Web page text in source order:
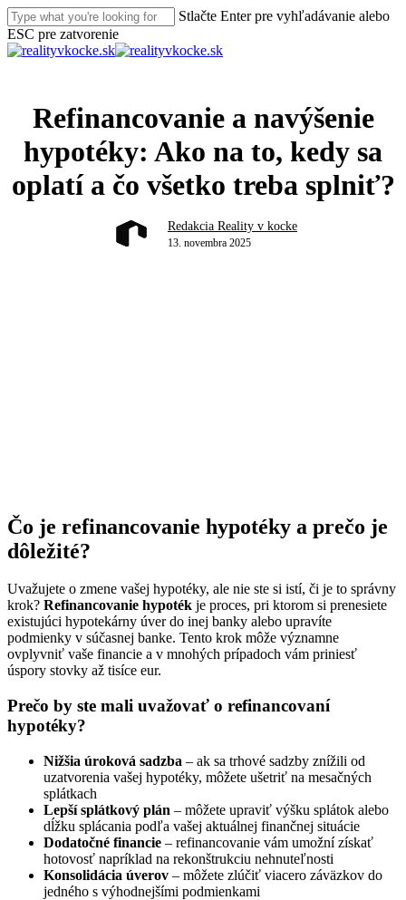
Skip
to
main
Stlačte Enter pre vyhľadávanie alebo
ESC pre zatvorenie
Close
Refinancovanie a navýšenie
hypotéky: Ako na to, kedy sa
oplatí a čo všetko treba splniť?
Redakcia Reality v kocke
13. novembra 2025
Čo je refinancovanie hypotéky a prečo je
dôležité?
Uvažujete o zmene vašej hypotéky, ale nie ste si istí, či je to správny
krok? Refinancovanie hypoték je proces, pri ktorom si prenesiete
existujúci hypotekárny úver do inej banky alebo upravíte
podmienky v súčasnej banke. Tento krok môže významne
ovplyvniť vaše financie a v mnohých prípadoch vám priniesť
úspory stovky až tisíce eur.
Prečo by ste mali uvažovať o refinancovaní
hypotéky?
Nižšia úroková sadzba – ak sa trhové sadzby znížili od
uzatvorenia vašej hypotéky, môžete ušetriť na mesačných
splátkach
Lepší splátkový plán – môžete upraviť výšku splátok alebo
dĺžku splácania podľa vašej aktuálnej finančnej situácie
Dodatočné financie – refinancovanie vám umožní získať
hotovosť napríklad na rekonštrukciu nehnuteľnosti
Konsolidácia úverov – môžete zlúčiť viacero záväzkov do
jedného s výhodnejšími podmienkami